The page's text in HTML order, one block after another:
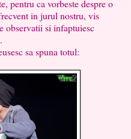
pentru ca vorbeste despre o
in jurul nostru, vis
observatii si infaptuiesc
sa spuna totul: